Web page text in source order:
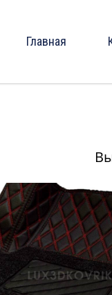
Главная